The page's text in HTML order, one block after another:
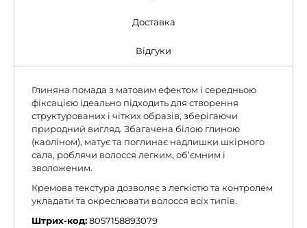
Доставка
Відгуки
Глиняна помада з матовим ефектом і середньою
фіксацією ідеально підходить для створення
структурованих і чітких образів, зберігаючи
природний вигляд. Збагачена білою глиною
(каоліном), матує та поглинає надлишки шкірного
сала, роблячи волосся легким, об’ємним і
зволоженим.
Кремова текстура дозволяє з легкістю та контролем
укладати та окреслювати волосся всіх типів.
Штрих-код:8057158893079